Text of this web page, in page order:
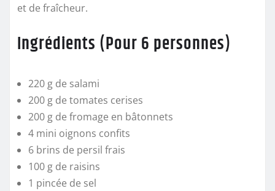
et de fraîcheur.
Ingrédients (Pour 6 personnes)
220 g de salami
200 g de tomates cerises
200 g de fromage en bâtonnets
4 mini oignons confits
6 brins de persil frais
100 g de raisins
1 pincée de sel